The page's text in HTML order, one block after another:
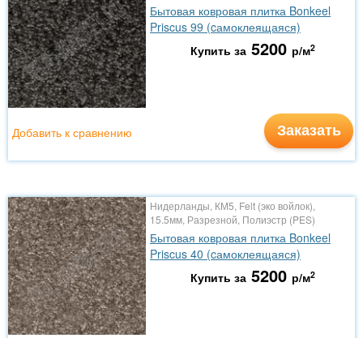
Бытовая ковровая плитка Bonkeel
Priscus 99 (cамоклеящаяся)
Купить за 5200 р/м2
Заказать
Добавить к сравнению
Нидерланды, КМ5, Felt (эко войлок),
15.5мм, Разрезной, Полиэстр (PES)
Бытовая ковровая плитка Bonkeel
Priscus 40 (cамоклеящаяся)
Купить за 5200 р/м2